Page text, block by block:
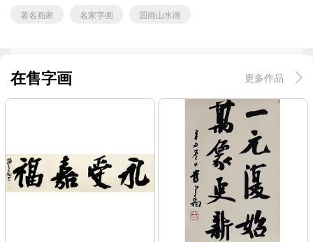
著名画家 名家字画 国画山水画
在售字画 更多作品